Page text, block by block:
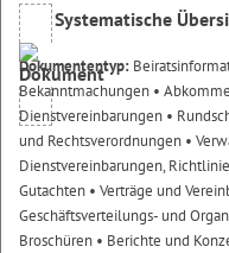
Systematische
Dokumententyp:
Bekanntmachungen •
Dienstvereinbarungen •
und Rechtsverordnungen •
Dienstvereinbarungen,
Gutachten • Verträge und
Geschäftsverteilungs- und
Broschüren • Berichte und